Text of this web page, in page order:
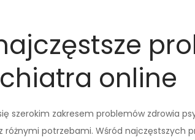
online
szerokim zakresem problemów zdrowia
różnymi potrzebami. Wśród najczęstszych